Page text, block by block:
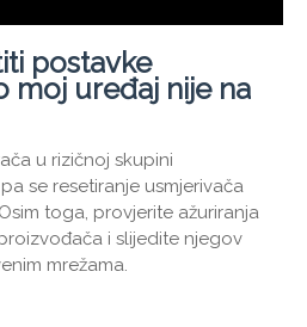
postavke
moj uređaj nije na
u rizičnoj skupini
se resetiranje usmjerivača
toga, provjerite ažuriranja
i slijedite njegov
mrežama.